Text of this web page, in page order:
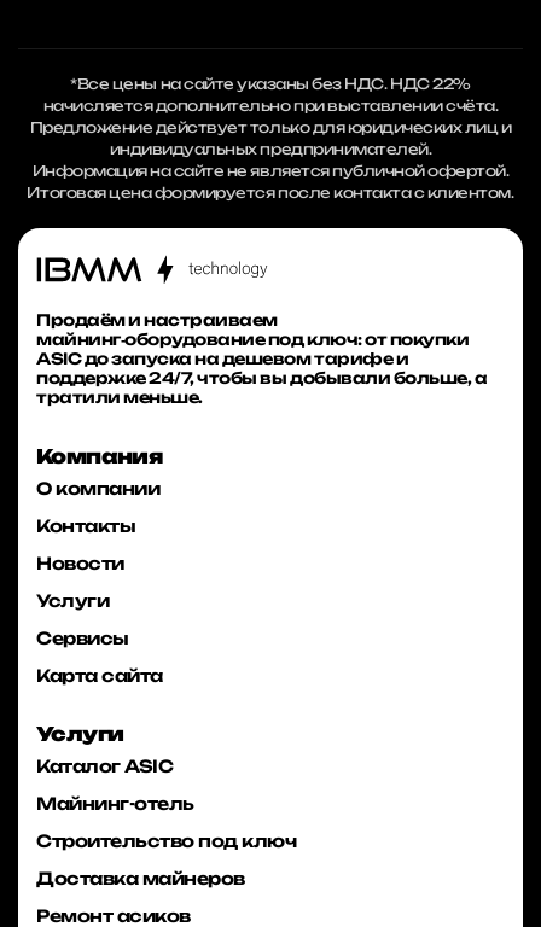
*Все цены на сайте указаны без НДС. НДС 22%
начисляется дополнительно при выставлении счёта.
Предложение действует только для юридических лиц и
индивидуальных предпринимателей.
Информация на сайте не является публичной офертой.
Итоговая цена формируется после контакта с клиентом.
Продаём и настраиваем
майнинг‑оборудование под ключ: от покупки
ASIC до запуска на дешевом тарифе и
поддержке 24/7, чтобы вы добывали больше, а
тратили меньше.
Компания
О компании
Контакты
Новости
Услуги
Сервисы
Карта сайта
Услуги
Каталог ASIC
Майнинг-отель
Строительство под ключ
Доставка майнеров
Ремонт асиков